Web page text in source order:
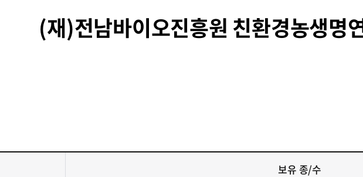
(재)전남바이오진흥원 친환경농생명
보유 종/수